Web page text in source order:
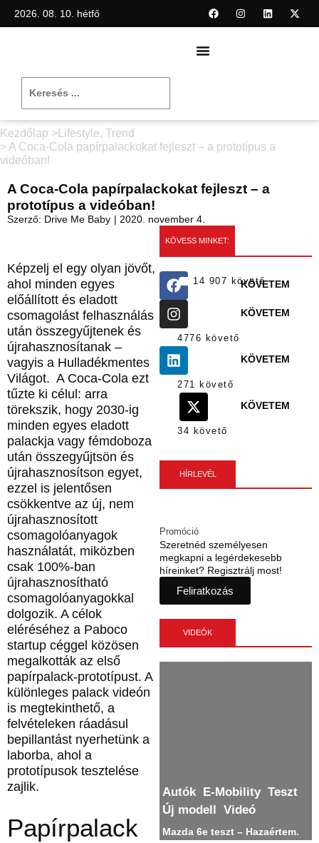
2026. 08. 10. hétfő
Kezdőlap > Lifestyle, Trend
> A Coca-Cola papírpalackokat fejleszt – a prototípus a
videóban!
A Coca-Cola papírpalackokat fejleszt – a
prototípus a videóban!
Szerző: Drive Me Baby | 2020. november 4.
Képzelj el egy olyan jövőt,
ahol minden egyes
előállított és eladott
csomagolást felhasználás
után összegyűjtenek és
újrahasznosítanak –
vagyis a Hulladékmentes
Világot. A Coca-Cola ezt
tűzte ki célul: arra
törekszik, hogy 2030-ig
minden egyes eladott
palackja vagy fémdoboza
után összegyűjtsön és
újrahasznosítson egyet,
ezzel is jelentősen
csökkentve az új, nem
újrahasznosított
csomagolóanyagok
használatát, miközben
csak 100%-ban
újrahasznosítható
csomagolóanyagokkal
dolgozik. A célok
eléréséhez a Paboco
startup céggel közösen
megalkották az első
papírpalack-prototípust. A
különleges palack videón
is megtekinthető, a
felvételeken ráadásul
bepillantást nyerhetünk a
laborba, ahol a
prototípusok tesztelése
zajlik.
Papírpalack
KÖVESS MINKET:
14 907 követőKÖVETEM
4776 követő
KÖVETEM
271 követő
KÖVETEM
34 követő
KÖVETEM
HÍRLEVÉL
Szeretnéd személyesen
megkapni a legérdekesebb
híreinket? Regisztrálj most!
Feliratkozás
Promóció
VIDEÓK
Autók E-Mobility Teszt
Új modell Videó
Mazda 6e teszt – Hazaértem.